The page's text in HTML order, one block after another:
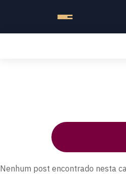
Nenhum post encontrado nesta